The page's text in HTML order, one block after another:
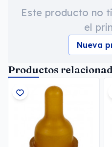
Este producto no
el
Nueva
Productos